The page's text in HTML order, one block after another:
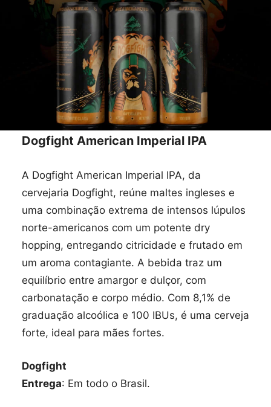
Dogfight American Imperial IPA
A Dogfight American Imperial IPA, da
cervejaria Dogfight, reúne maltes ingleses e
uma combinação extrema de intensos lúpulos
norte-americanos com um potente dry
hopping, entregando citricidade e frutado em
um aroma contagiante. A bebida traz um
equilíbrio entre amargor e dulçor, com
carbonatação e corpo médio. Com 8,1% de
graduação alcoólica e 100 IBUs, é uma cerveja
forte, ideal para mães fortes.
Dogfight
Entrega: Em todo o Brasil.